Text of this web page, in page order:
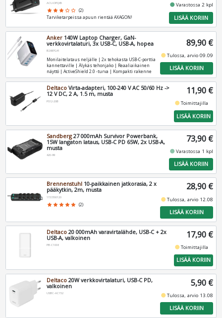
ACU-DPQ65
star star star star_border star_border (2)
Tarviketarpeissa apuun rientää AXAGON!
fiber_manual_recordVarastossa 2 kpl
LISÄÄ KORIIN
Anker 140W Laptop Charger, GaN-
verkkovirtalaturi, 3x USB-C, USB-A, hopea
B2697G41
Monilaitelataus neljälle | 2x tehokasta USB-C-porttia
kannettaville | Älykäs tehonjako | Reaaliaikainen
näyttö | ActiveShield 2.0 -turva | Kompakti rakenne
89,90 €
fiber_manual_recordTulossa, arvio 09.09
LISÄÄ KORIIN
Deltaco Virta-adapteri, 100-240 V AC 50/60 Hz ->
12 V DC, 2 A, 1.5 m, musta
PS12-20B
11,90 €
fiber_manual_recordToimittajilla
LISÄÄ KORIIN
Sandberg27 000mAh Survivor Powerbank,
15W langaton lataus, USB-C PD 65W, 2x USB-A,
musta
420-99
73,90 €
fiber_manual_recordVarastossa 1 kpl
LISÄÄ KORIIN
Brennenstuhl 10-paikkainen jatkorasia, 2 x
pääkytkin, 2m, musta
1153300120
star star star star star (2)
28,90 €
fiber_manual_recordTulossa, arvio 12.08
LISÄÄ KORIIN
Deltaco 20 000mAh varavirtalähde, USB-C + 2x
USB-A, valkoinen
PB-C1006
17,90 €
fiber_manual_recordToimittajilla
LISÄÄ KORIIN
Deltaco 20W verkkovirtalaturi, USB-C PD,
valkoinen
USBC-AC152
5,90 €
fiber_manual_recordTulossa, arvio 13.08
LISÄÄ KORIIN